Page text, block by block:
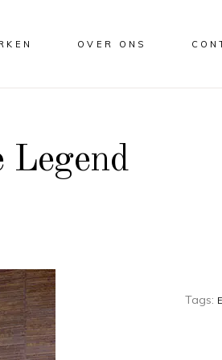
OVER ONS
Legend
Tags: